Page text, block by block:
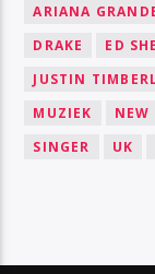
ARIANA
DRAKE
ED
JUSTIN
MUZIEK
NEW
SINGER
UK